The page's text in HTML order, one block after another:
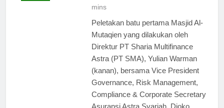
mins
Peletakan batu pertama Masjid Al-
Mutaqien yang dilakukan oleh
Direktur PT Sharia Multifinance
Astra (PT SMA), Yulian Warman
(kanan), bersama Vice President
Governance, Risk Management,
Compliance & Corporate Secretary
Asuransi Astra Syariah, Djoko